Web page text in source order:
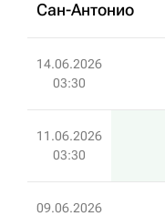
Сан-Антонио
14.06.2026
03:30
11.06.2026
03:30
09.06.2026